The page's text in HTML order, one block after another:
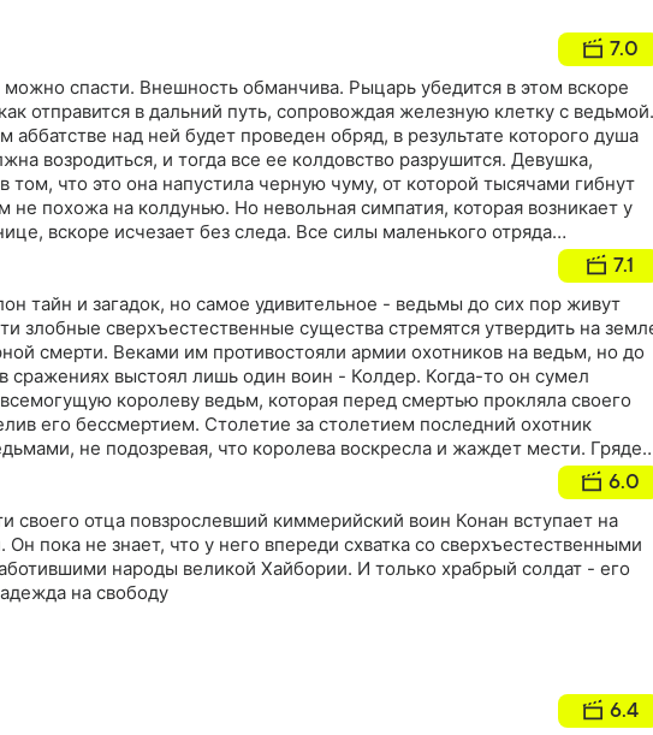
7.0
спасти. Внешность обманчива. Рыцарь убедится в этом вскоре
отправится в дальний путь, сопровождая железную клетку с ведьмой.
аббатстве над ней будет проведен обряд, в результате которого душа
возродиться, и тогда все ее колдовство разрушится. Девушка,
том, что это она напустила черную чуму, от которой тысячами гибнут
не похожа на колдунью. Но невольная симпатия, которая возникает у
вскоре исчезает без следа. Все силы маленького отряда
противостояние сверхъестественным существам, которые стремятся
7.1
тайн и загадок, но самое удивительное - ведьмы до сих пор живут
злобные сверхъестественные существа стремятся утвердить на
смерти. Веками им противостояли армии охотников на ведьм, но до
сражениях выстоял лишь один воин - Колдер. Когда-то он сумел
королеву ведьм, которая перед смертью прокляла своего
его бессмертием. Столетие за столетием последний охотник
не подозревая, что королева воскресла и жаждет мести. Грядет
6.0
своего отца повзрослевший киммерийский воин Конан вступает на
Он пока не знает, что у него впереди схватка со сверхъестественными
народы великой Хайбории. И только храбрый солдат - его
на свободу
6.4